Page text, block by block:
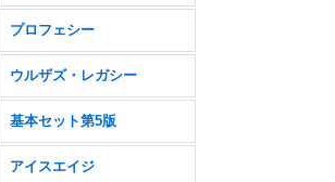
プロフェシー
ウルザズ・レガシー
基本セット第5版
アイスエイジ